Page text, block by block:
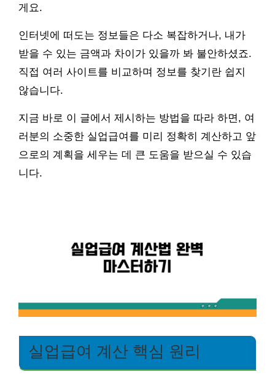
게요.
인터넷에 떠도는 정보들은 다소 복잡하거나, 내가
받을 수 있는 금액과 차이가 있을까 봐 불안하셨죠.
직접 여러 사이트를 비교하며 정보를 찾기란 쉽지
않습니다.
지금 바로 이 글에서 제시하는 방법을 따라 하면, 여
러분의 소중한 실업급여를 미리 정확히 계산하고 앞
으로의 계획을 세우는 데 큰 도움을 받으실 수 있습
니다.
실업급여 계산 핵심 원리